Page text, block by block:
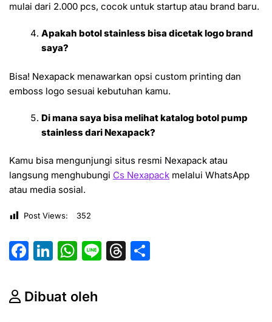
mulai dari 2.000 pcs, cocok untuk startup atau brand baru.
Apakah botol stainless bisa dicetak logo brand
saya?
Bisa! Nexapack menawarkan opsi custom printing dan
emboss logo sesuai kebutuhan kamu.
Di mana saya bisa melihat katalog botol pump
stainless dari Nexapack?
Kamu bisa mengunjungi situs resmi Nexapack atau
langsung menghubungi Cs Nexapack melalui WhatsApp
atau media sosial.
Post Views: 352
F
c
e
Li
k
e
W
at
s
Li T
Dibuat oleh